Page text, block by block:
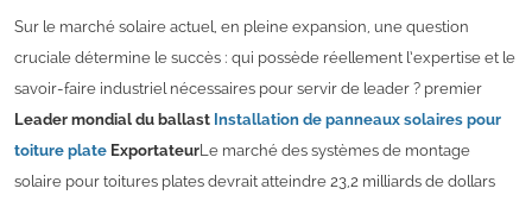
Sur le marché solaire actuel, en pleine expansion, une question
cruciale détermine le succès : qui possède réellement l’expertise et le
savoir-faire industriel nécessaires pour servir de leader ? premier
Leader mondial du ballast Installation de panneaux solaires pour
toiture plate ExportateurLe marché des systèmes de montage
solaire pour toitures plates devrait atteindre 23,2 milliards de dollars